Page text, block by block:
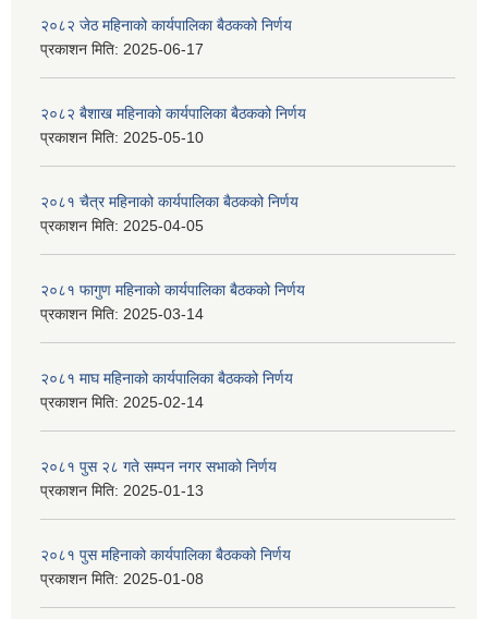
२०८२ जेठ महिनाको कार्यपालिका बैठकको निर्णय
प्रकाशन मिति: 2025-06-17
२०८२ बैशाख महिनाको कार्यपालिका बैठकको निर्णय
प्रकाशन मिति: 2025-05-10
२०८१ चैत्र महिनाको कार्यपालिका बैठकको निर्णय
प्रकाशन मिति: 2025-04-05
२०८१ फागुण महिनाको कार्यपालिका बैठकको निर्णय
प्रकाशन मिति: 2025-03-14
२०८१ माघ महिनाको कार्यपालिका बैठकको निर्णय
प्रकाशन मिति: 2025-02-14
२०८१ पुस २८ गते सम्प‍न नगर सभाको निर्णय
प्रकाशन मिति: 2025-01-13
२०८१ पुस महिनाको कार्यपालिका बैठकको निर्णय
प्रकाशन मिति: 2025-01-08